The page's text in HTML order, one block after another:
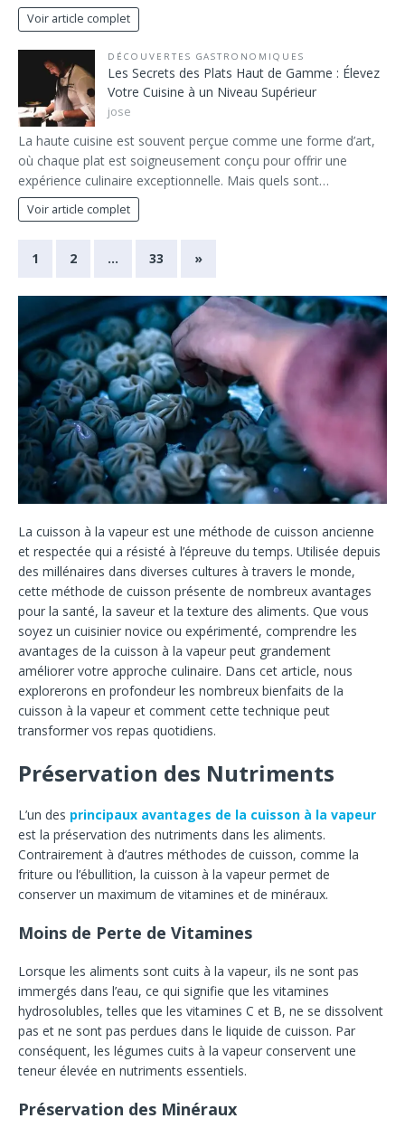
Voir article complet
DÉCOUVERTES GASTRONOMIQUES
Les Secrets des Plats Haut de Gamme : Élevez
Votre Cuisine à un Niveau Supérieur
jose
La haute cuisine est souvent perçue comme une forme d’art,
où chaque plat est soigneusement conçu pour offrir une
expérience culinaire exceptionnelle. Mais quels sont…
Voir article complet
1 2 … 33 »
La cuisson à la vapeur est une méthode de cuisson ancienne
et respectée qui a résisté à l’épreuve du temps. Utilisée depuis
des millénaires dans diverses cultures à travers le monde,
cette méthode de cuisson présente de nombreux avantages
pour la santé, la saveur et la texture des aliments. Que vous
soyez un cuisinier novice ou expérimenté, comprendre les
avantages de la cuisson à la vapeur peut grandement
améliorer votre approche culinaire. Dans cet article, nous
explorerons en profondeur les nombreux bienfaits de la
cuisson à la vapeur et comment cette technique peut
transformer vos repas quotidiens.
Préservation des Nutriments
L’un des principaux avantages de la cuisson à la vapeur
est la préservation des nutriments dans les aliments.
Contrairement à d’autres méthodes de cuisson, comme la
friture ou l’ébullition, la cuisson à la vapeur permet de
conserver un maximum de vitamines et de minéraux.
Moins de Perte de Vitamines
Lorsque les aliments sont cuits à la vapeur, ils ne sont pas
immergés dans l’eau, ce qui signifie que les vitamines
hydrosolubles, telles que les vitamines C et B, ne se dissolvent
pas et ne sont pas perdues dans le liquide de cuisson. Par
conséquent, les légumes cuits à la vapeur conservent une
teneur élevée en nutriments essentiels.
Préservation des Minéraux